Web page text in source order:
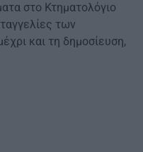
στο Κτηματολόγιο
των
και τη δημοσίευση,